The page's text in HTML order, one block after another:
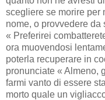
scegliere se morire per
nome, o provvedere
« Preferirei
ora muovendosi
poterla recuperare in
pronunciate « Almeno,
farmi vanto di essere
morto quale un